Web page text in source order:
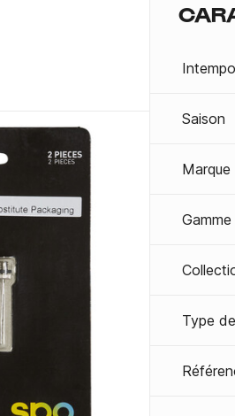
Saison
Marque
Gamme
Type